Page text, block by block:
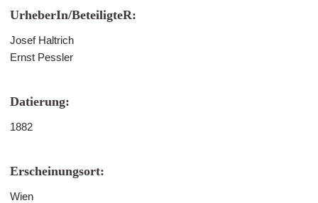
UrheberIn/BeteiligteR:
Josef Haltrich
Ernst Pessler
Datierung:
1882
Erscheinungsort:
Wien